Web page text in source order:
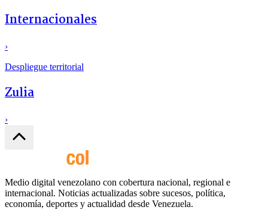
Internacionales
›
Despliegue territorial
Zulia
›
Medio digital venezolano con cobertura nacional, regional e
internacional. Noticias actualizadas sobre sucesos, política,
economía, deportes y actualidad desde Venezuela.